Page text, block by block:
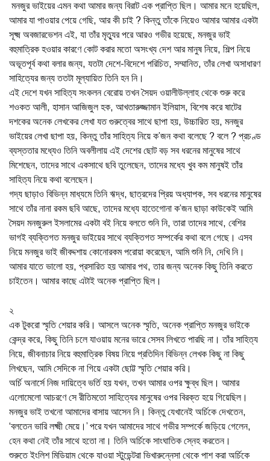
মনজুর ভাইয়ের এমন কথা আমার জন্য বিরাট এক প্রাপ্তি ছিল। আমার মনে হয়েছিল,
আমার যা পাওয়ার পেয়ে গেছি, আর কী চাই ? কিন্তু তাঁকে নিয়েও আমার আমার একটা
সূক্ষ্ম অবজারভেশন এই, যা তাঁর মৃত্যুর পরে আরও গভীর হয়েছে, মনজুর ভাই
বহুমাত্রিক হওয়ার কারণে কোট করার মতো অসংখ্য দেশ আর মানুষ নিয়ে, শিল্প নিয়ে
অভূতপূর্ব কথা বলার জন্য, যতটা দেশে-বিদেশে পরিচিত, সম্মানিত, তাঁর লেখা অসাধারণ
সাহিত্যের জন্য ততটা মূল্যায়িত তিনি হন নি।
এই দেশে যখন সাহিত্য সংকলন বেরোয় তখন সৈয়দ ওয়ালীউল্লাহ থেকে শুরু করে
শওকত আলী, হাসান আজিজুল হক, আখতারুজ্জামান ইলিয়াস, বিশেষ করে ষাটের
দশকের অনেক লেখকের লেখা যত গুরুত্বের সাথে ছাপা হয়, উচ্চারিত হয়, মনজুর
ভাইয়ের লেখা ছাপা হয়, কিন্তু তাঁর সাহিত্য নিয়ে ক’জন কথা বলেছে ? বলে ? প্রচণ্ড
ব্যস্ততার মধ্যেও তিনি অবলীলায় এই দেশের ছোট বড় সব ধরনের মানুষের সাথে
মিশেছেন, তাদের সাথে একসাথে ছবি তুলেছেন, তাদের মধ্যে খুব কম মানুষই তাঁর
সাহিত্য নিয়ে কথা বলেছেন।
গদ্য ছাড়াও বিভিন্ন মাধ্যমে তিনি ঋদ্ধ, ছাত্রদের প্রিয় অধ্যাপক, সব ধরনের মানুষের
সাথে তাঁর নানা রকম ছবি আছে, তাদের মধ্যে হাতেগোনা ক’জন ছাড়া কাউকেই আমি
সৈয়দ মনজুরুল ইসলামের একটা বই নিয়ে বলতে শুনি নি, তারা তাদের সাথে, বেশির
ভাগই ব্যক্তিগত মনজুর ভাইয়ের সাথে ব্যক্তিগত সম্পর্কের কথা বলে গেছে। এসব
নিয়ে মনজুর ভাই জীবদ্দশায় কোনোরকম পরোয়া করেছেন, আমি শুনি নি, দেখি নি।
আমার যাতে ভালো হয়, প্রসারিত হয় আমার পথ, তার জন্য অনেক কিছু তিনি করতে
চাইতেন। আমার কাছে এটাই অনেক প্রাপ্তি ছিল।
২
এক টুকরো স্মৃতি শেয়ার করি। আসলে অনেক স্মৃতি, অনেক প্রাপ্তি মনজুর ভাইকে
কেন্দ্র করে, কিছু তিনি চলে যাওয়ায় মনের ভারে সেসব লিখতে পারছি না। তাঁর সাহিত্য
নিয়ে, জীবনাচার নিয়ে বহুমাত্রিক বিষয় নিয়ে প্রতিদিন বিভিন্ন লেখক কিছু না কিছু
লিখছেন, আমি সেদিকে না গিয়ে একটা ছোট্ট স্মৃতি শেয়ার করি।
অর্চি অনার্সে নিজ দায়িত্বে ভর্তি হয় যখন, তখন আমার ওপর ক্ষুব্ধ ছিল। আমার
এলোমেলো আচরণে সে রীতিমতো সাহিত্যের মানুষের ওপর বিরক্ত হয়ে গিয়েছিল।
মনজুর ভাই তখনো আমাদের বাসায় আসেন নি। কিন্তু যেখানেই অর্চিকে দেখতেন,
‘বলতেন ভারি লক্ষ্মী মেয়ে।’ পরে যখন আমাদের সাথে গভীর সম্পর্কে জড়িয়ে গেলেন,
হেন কথা নেই তাঁর সাথে হতো না। তিনি অর্চিকে সাংঘাতিক স্নেহ করতেন।
শুরুতে ইংলিশ মিডিয়াম থেকে যাওয়া স্টুডেন্টরা ভিখারুন্নেসা থেকে পাশ করা অর্চিকে